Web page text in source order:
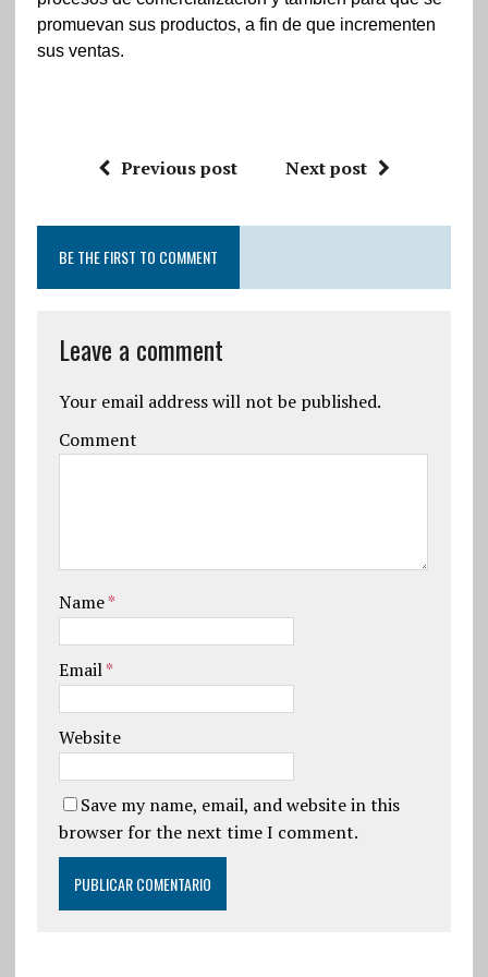
promuevan sus productos, a fin de que incrementen
sus ventas.
Previous post Next post
BE THE FIRST TO COMMENT
Leave a comment
Your email address will not be published.
Comment
Name*
Email*
Website
Save my name, email, and website in this
browser for the next time I comment.